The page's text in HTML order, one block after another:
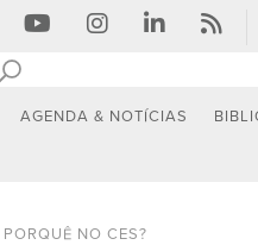
AGENDA & NOTÍCIAS
PORQUÊ NO CES?